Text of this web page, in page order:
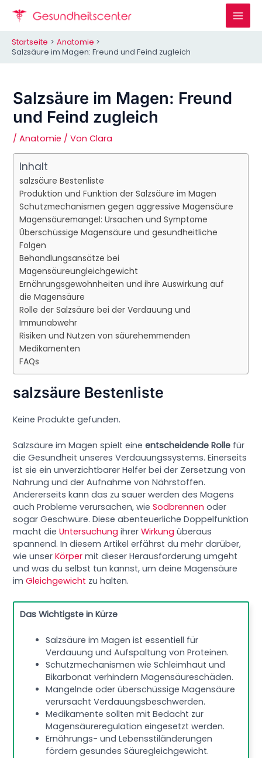
Inhalt
Startseite
Anatomie
Salzsäure im Magen: Freund und Feind zugleich
Salzsäure im Magen: Freund
und Feind zugleich
/Anatomie / VonClara
Inhalt
salzsäure Bestenliste
Produktion und Funktion der Salzsäure im Magen
Schutzmechanismen gegen aggressive Magensäure
Magensäuremangel: Ursachen und Symptome
Überschüssige Magensäure und gesundheitliche
Folgen
Behandlungsansätze bei
Magensäureungleichgewicht
Ernährungsgewohnheiten und ihre Auswirkung auf
die Magensäure
Rolle der Salzsäure bei der Verdauung und
Immunabwehr
Risiken und Nutzen von säurehemmenden
Medikamenten
FAQs
salzsäure Bestenliste
Keine Produkte gefunden.
Salzsäure im Magen spielt eineentscheidende Rolle für
die Gesundheit unseres Verdauungssystems. Einerseits
ist sie ein unverzichtbarer Helfer bei der Zersetzung von
Nahrung und der Aufnahme von Nährstoffen.
Andererseits kann das zu sauer werden des Magens
auch Probleme verursachen, wieSodbrennen oder
sogar Geschwüre. Diese abenteuerliche Doppelfunktion
macht dieUntersuchung ihrerWirkung überaus
spannend. In diesem Artikel erfährst du mehr darüber,
wie unserKörper mit dieser Herausforderung umgeht
und was du selbst tun kannst, um deine Magensäure
imGleichgewicht zu halten.
Das Wichtigste in Kürze
Salzsäure im Magen ist essentiell für
Verdauung und Aufspaltung von Proteinen.
Schutzmechanismen wie Schleimhaut und
Bikarbonat verhindern Magensäureschäden.
Mangelnde oder überschüssige Magensäure
verursacht Verdauungsbeschwerden.
Medikamente sollten mit Bedacht zur
Magensäureregulation eingesetzt werden.
Ernährungs- und Lebensstiländerungen
fördern gesundes Säuregleichgewicht.